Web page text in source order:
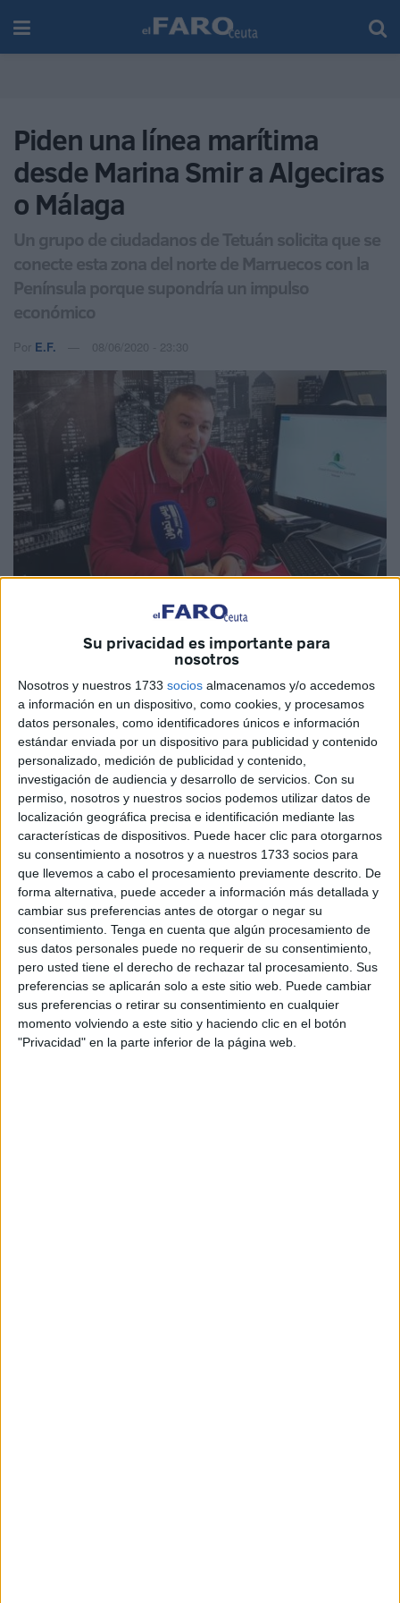
Su privacidad es importante para
nosotros
Nosotros y nuestros 1733 socios almacenamos y/o accedemos
a información en un dispositivo, como cookies, y procesamos
datos personales, como identificadores únicos e información
estándar enviada por un dispositivo para publicidad y contenido
personalizado, medición de publicidad y contenido,
investigación de audiencia y desarrollo de servicios. Con su
permiso, nosotros y nuestros socios podemos utilizar datos de
localización geográfica precisa e identificación mediante las
características de dispositivos. Puede hacer clic para otorgarnos
su consentimiento a nosotros y a nuestros 1733 socios para
que llevemos a cabo el procesamiento previamente descrito. De
forma alternativa, puede acceder a información más detallada y
cambiar sus preferencias antes de otorgar o negar su
consentimiento. Tenga en cuenta que algún procesamiento de
sus datos personales puede no requerir de su consentimiento,
pero usted tiene el derecho de rechazar tal procesamiento. Sus
preferencias se aplicarán solo a este sitio web. Puede cambiar
sus preferencias o retirar su consentimiento en cualquier
momento volviendo a este sitio y haciendo clic en el botón
"Privacidad" en la parte inferior de la página web.
Piden una línea marítima
desde Marina Smir a Algeciras
o Málaga
Un grupo de ciudadanos de Tetuán solicita que se
conecte esta zona del norte de Marruecos con la
Península porque supondría un impulso
económico
Por E.F. 08/06/2020 - 23:30
La crisis del coronavirusha afectado, y mucho, también
enMarruecos, que si bien ha tenido menos casos que
España, ha sufrido los golpes de una situación inesperada
que obligó a declarar el estado de emergencia sanitaria
(equivalente al estado de alarma español) con un férreo
confinamiento. Eso ha llevado a que se busquen salidas,
propuestas y nuevos proyectos ante la crisis económica
que se deriva de la sanitaria.
Una de esas ideas que han surgido en las últimas fechas y
que se está moviendo porTetuán, ganando cada vez más
adeptos, es la de establecer conexiones directamente en
esta zona del norte de Marruecos con España y, en
concreto, reactivar la unión entre esta zona con la
Península.
Uno de los defensores de esta idea ha pedido que vuelvan